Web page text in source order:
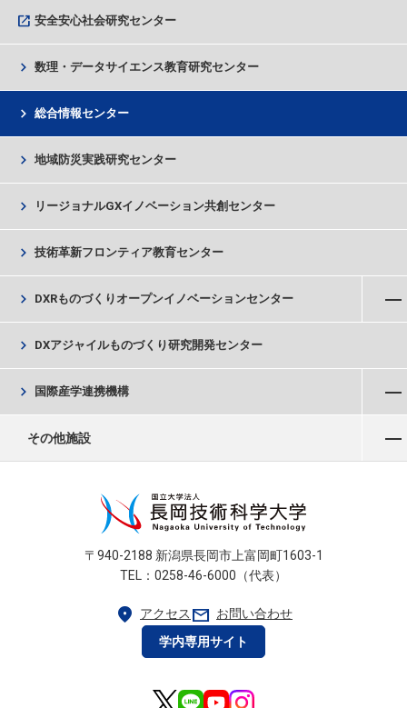
安全安心社会研究センター
open_in_new
数理・データサイエンス教育研究センター
chevron_right
総合情報センター
chevron_right
地域防災実践研究センター
chevron_right
リージョナルGXイノベーション共創センター
chevron_right
技術革新フロンティア教育センター
chevron_right
DXRものづくりオープンイノベーションセンター
chevron_right
DXアジャイルものづくり研究開発センター
chevron_right
国際産学連携機構
chevron_right
その他施設
〒940-2188 新潟県長岡市上富岡町1603-1
TEL：0258-46-6000（代表）
location_on アクセス mail お問い合わせ
学内専用サイト